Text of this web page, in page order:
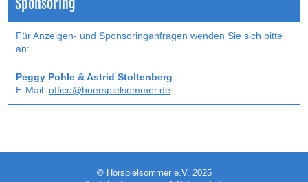
Sponsoring
Für Anzeigen- und Sponsoringanfragen wenden Sie sich bitte
an:
Peggy Pohle & Astrid Stoltenberg
E-Mail:office@hoerspielsommer.de
© Hörspielsommer e.V. 2025